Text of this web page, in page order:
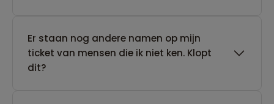
Er staan nog andere namen op mijn
ticket van mensen die ik niet ken. Klopt
dit?